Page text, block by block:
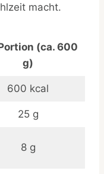
macht.
(ca. 600
g)
600 kcal
25 g
8 g